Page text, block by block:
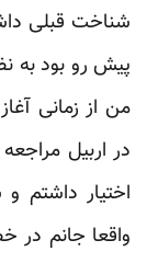
شناخت قبلی
پیش رو بود به
من از زمانی
در اربیل
اختیار داشتم
واقعا جانم در